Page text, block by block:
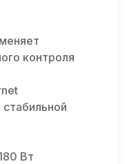
контроля
Вт